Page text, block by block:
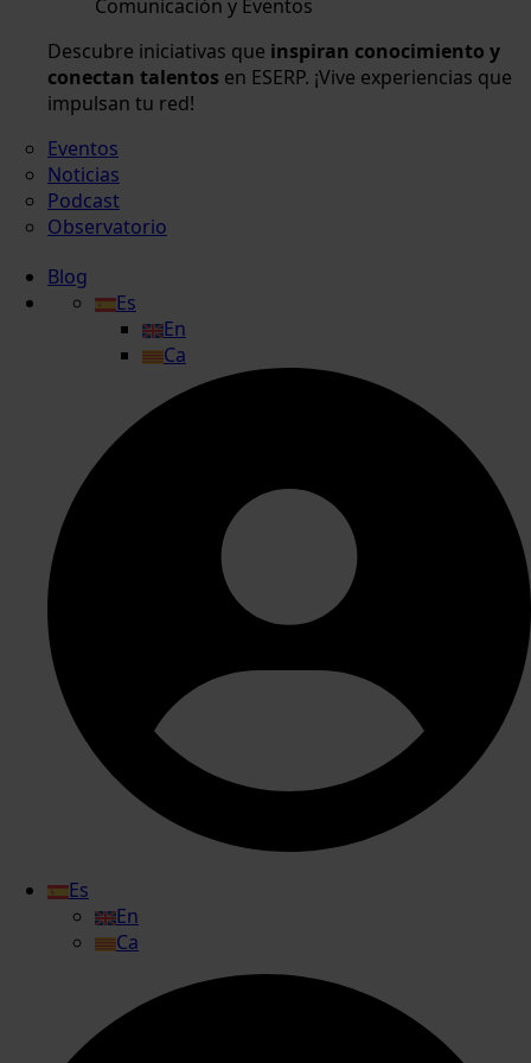
Comunicación y Eventos
Descubre iniciativas que inspiran conocimiento y
conectan talentos en ESERP. ¡Vive experiencias que
impulsan tu red!
Eventos
Noticias
Podcast
Observatorio
Blog
Es
En
Ca
Es
En
Ca